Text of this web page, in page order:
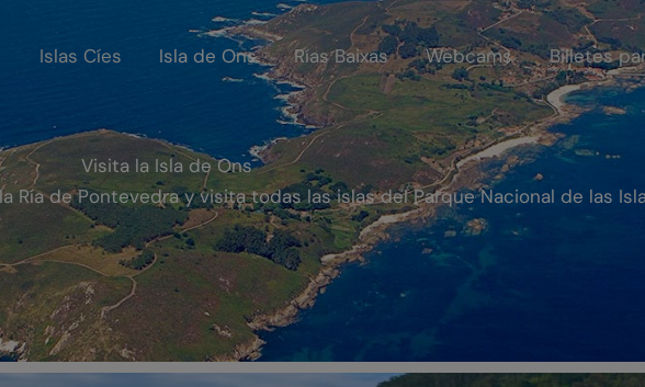
Islas Cíes Isla de Ons Rías Baixas Webcams Billetes
Visita la Isla de Ons
Ría de Pontevedra y visita todas las islas del Parque Nacional de las